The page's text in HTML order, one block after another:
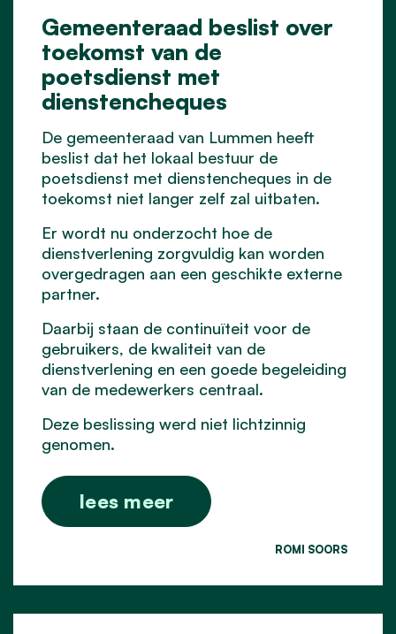
Gemeenteraad beslist over
toekomst van de
poetsdienst met
dienstencheques
De gemeenteraad van Lummen heeft
beslist dat het lokaal bestuur de
poetsdienst met dienstencheques in de
toekomst niet langer zelf zal uitbaten.
Er wordt nu onderzocht hoe de
dienstverlening zorgvuldig kan worden
overgedragen aan een geschikte externe
partner.
Daarbij staan de continuïteit voor de
gebruikers, de kwaliteit van de
dienstverlening en een goede begeleiding
van de medewerkers centraal.
Deze beslissing werd niet lichtzinnig
genomen.
lees meer
ROMI SOORS